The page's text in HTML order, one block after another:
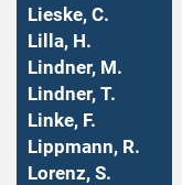
Lieske, C.
Lilla, H.
Lindner, M.
Lindner, T.
Linke, F.
Lippmann, R.
Lorenz, S.